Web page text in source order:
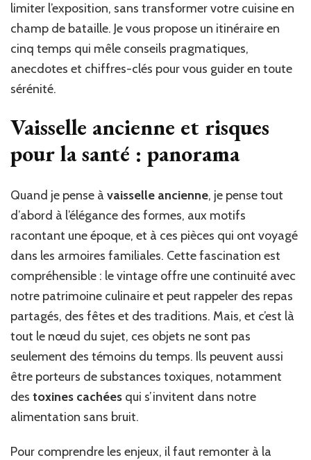
limiter l’exposition, sans transformer votre cuisine en
champ de bataille. Je vous propose un itinéraire en
cinq temps qui mêle conseils pragmatiques,
anecdotes et chiffres-clés pour vous guider en toute
sérénité.
Vaisselle ancienne et risques
pour la santé : panorama
Quand je pense à vaisselle ancienne, je pense tout
d’abord à l’élégance des formes, aux motifs
racontant une époque, et à ces pièces qui ont voyagé
dans les armoires familiales. Cette fascination est
compréhensible : le vintage offre une continuité avec
notre patrimoine culinaire et peut rappeler des repas
partagés, des fêtes et des traditions. Mais, et c’est là
tout le nœud du sujet, ces objets ne sont pas
seulement des témoins du temps. Ils peuvent aussi
être porteurs de substances toxiques, notamment
des toxines cachées qui s’invitent dans notre
alimentation sans bruit.
Pour comprendre les enjeux, il faut remonter à la